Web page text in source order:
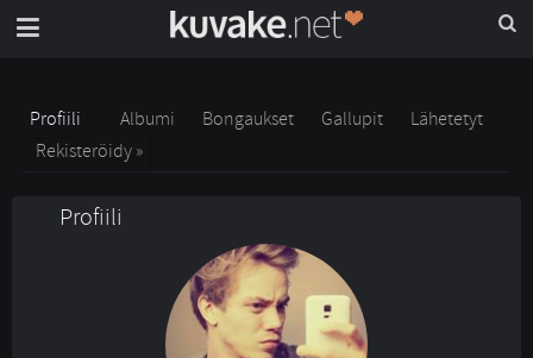
Profiili Albumi Bongaukset Gallupit
Lähetetyt
Rekisteröidy »
Profiili